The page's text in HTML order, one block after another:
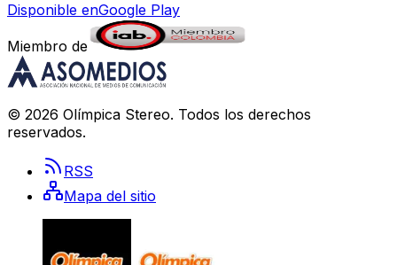
Disponible enGoogle Play
Miembro de
© 2026 Olímpica Stereo. Todos los derechos
reservados.
RSS
Mapa del sitio